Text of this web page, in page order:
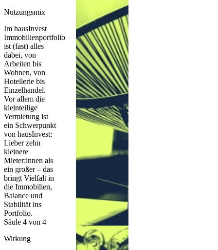
Nutzungsmix
Im hausInvest
Immobilienportfolio
ist (fast) alles
dabei, von
Arbeiten bis
Wohnen, von
Hotellerie bis
Einzelhandel.
Vor allem die
kleinteilige
Vermietung ist
ein Schwerpunkt
von hausInvest:
Lieber zehn
kleinere
Mieter:innen als
ein großer – das
bringt Vielfalt in
die Immobilien,
Balance und
Stabilität ins
Portfolio.
Säule 4 von 4
Wirkung